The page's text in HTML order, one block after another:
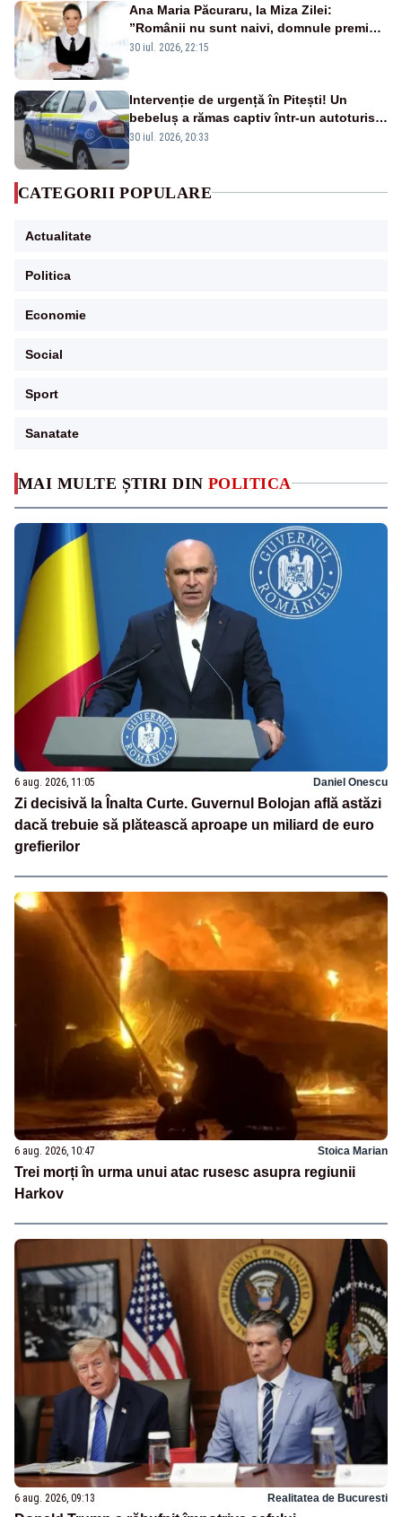
MAI MULTE ȘTIRI DIN POLITICA
6 aug. 2026, 11:05 Daniel Onescu
Zi decisivă la Înalta Curte. Guvernul Bolojan află astăzi
dacă trebuie să plătească aproape un miliard de euro
grefierilor
6 aug. 2026, 10:47 Stoica Marian
Trei morți în urma unui atac rusesc asupra regiunii
Harkov
6 aug. 2026, 09:13 Realitatea de Bucuresti
Ana Maria Păcuraru, la Miza Zilei:
”Românii nu sunt naivi, domnule premier
Bolojan”
30 iul. 2026, 22:15
Intervenție de urgență în Pitești! Un
bebeluș a rămas captiv într-un autoturism
din cauza unei defecțiuni
30 iul. 2026, 20:33
CATEGORII POPULARE
Actualitate
Politica
Economie
Social
Sport
Sanatate